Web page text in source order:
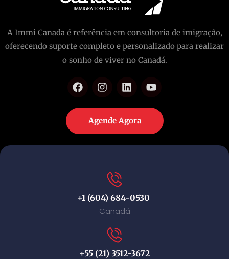
A Immi Canada é referência em consultoria de imigração,
oferecendo suporte completo e personalizado para realizar
o sonho de viver no Canadá.
Agende Agora
+1 (604) 684-0530
Canadá
+55 (21) 3512-3672